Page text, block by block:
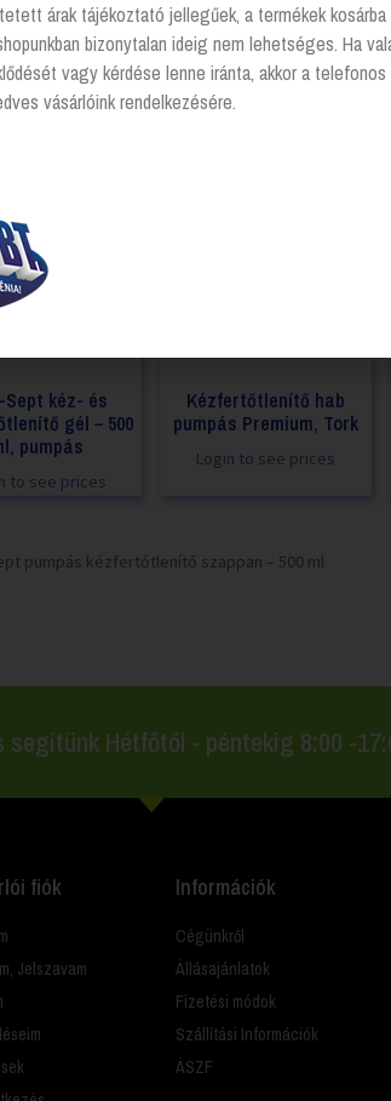
Sept kéz- és
gél – 500
pumpás
to see prices
Kézfertőtlenítő hab
pumpás Premium, Tork
Login to see prices
pumpás kézfertőtlenítő szappan – 500 ml
Hétfőtől - péntekig 8:00 -
fiók
Jelszavam
Információk
Cégünkről
Állásajánlatok
Fizetési módok
Szállítási Információk
ÁSZF
árak tájékoztató jellegűek, a termékek
bizonytalan ideig nem lehetséges. Ha
vagy kérdése lenne iránta, akkor a
vásárlóink rendelkezésére.